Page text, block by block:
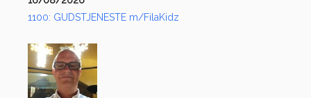
1100: GUDSTJENESTE m/FilaKidz